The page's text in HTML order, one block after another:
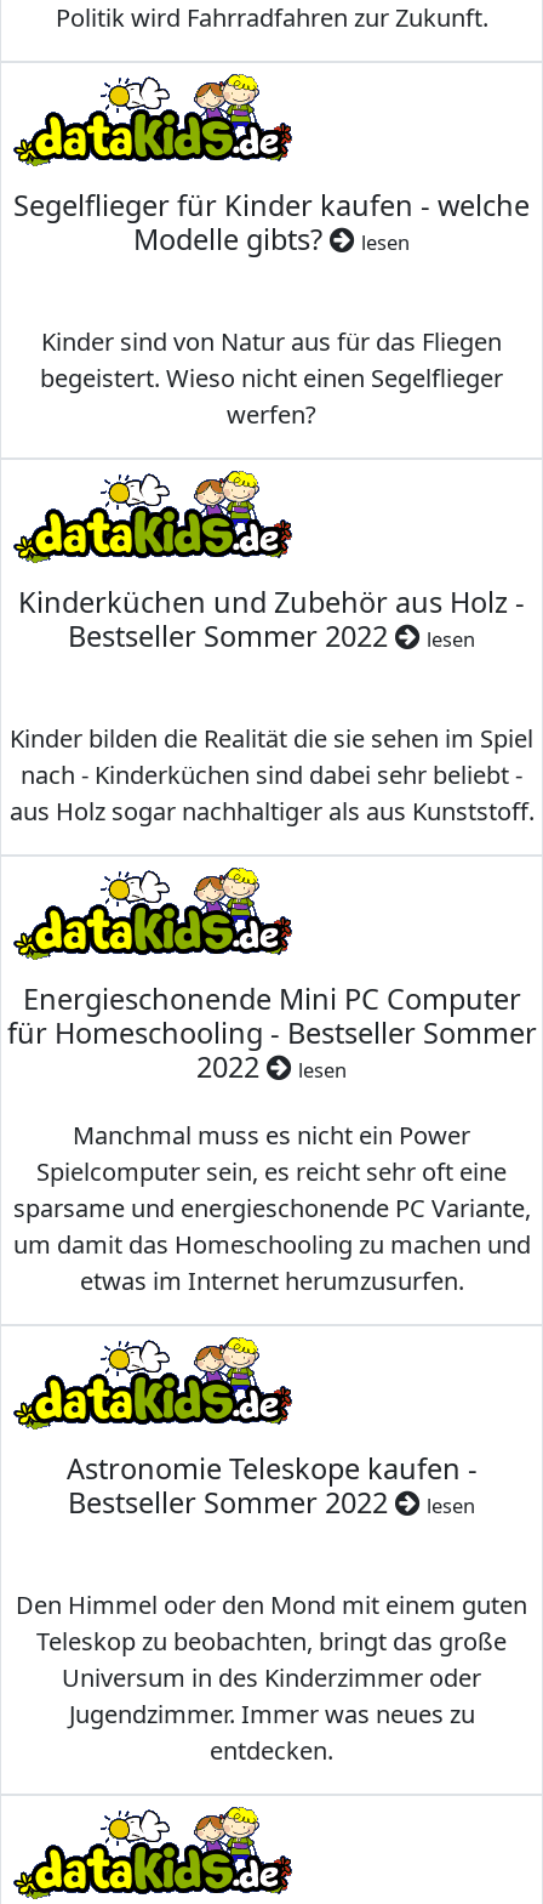
Politik wird Fahrradfahren zur Zukunft.
Segelflieger für Kinder kaufen - welche
Modelle gibts?
lesen
Kinder sind von Natur aus für das Fliegen
begeistert. Wieso nicht einen Segelflieger
werfen?
Kinderküchen und Zubehör aus Holz -
Bestseller Sommer 2022
lesen
Kinder bilden die Realität die sie sehen im Spiel
nach - Kinderküchen sind dabei sehr beliebt -
aus Holz sogar nachhaltiger als aus Kunststoff.
Energieschonende Mini PC Computer
für Homeschooling - Bestseller Sommer
2022
lesen
Manchmal muss es nicht ein Power
Spielcomputer sein, es reicht sehr oft eine
sparsame und energieschonende PC Variante,
um damit das Homeschooling zu machen und
etwas im Internet herumzusurfen.
Astronomie Teleskope kaufen -
Bestseller Sommer 2022
lesen
Den Himmel oder den Mond mit einem guten
Teleskop zu beobachten, bringt das große
Universum in des Kinderzimmer oder
Jugendzimmer. Immer was neues zu
entdecken.